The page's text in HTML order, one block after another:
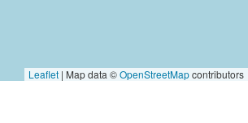
Leaflet | Map data ©OpenStreetMapcontributors